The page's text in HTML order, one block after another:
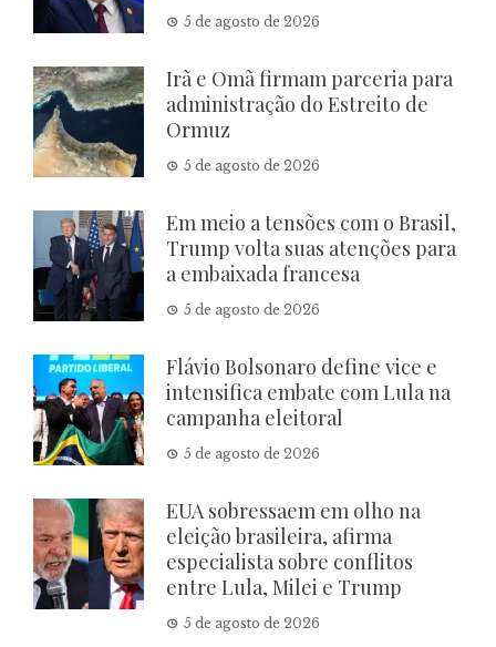
5 de agosto de 2026
Irã e Omã firmam parceria para
administração do Estreito de
Ormuz
5 de agosto de 2026
Em meio a tensões com o Brasil,
Trump volta suas atenções para
a embaixada francesa
5 de agosto de 2026
Flávio Bolsonaro define vice e
intensifica embate com Lula na
campanha eleitoral
5 de agosto de 2026
EUA sobressaem em olho na
eleição brasileira, afirma
especialista sobre conflitos
entre Lula, Milei e Trump
5 de agosto de 2026